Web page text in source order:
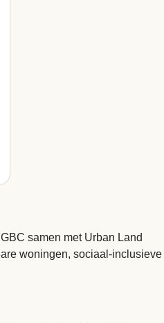
samen met Urban Land
woningen, sociaal-inclusieve